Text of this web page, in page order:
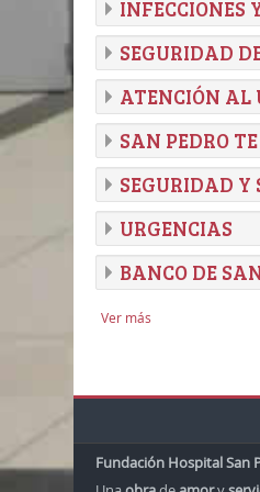
INFECCIONES
SEGURIDAD
ATENCIÓN AL
SAN PEDRO
SEGURIDAD
URGENCIAS
BANCO DE
Ver más
Fundación Hospital San